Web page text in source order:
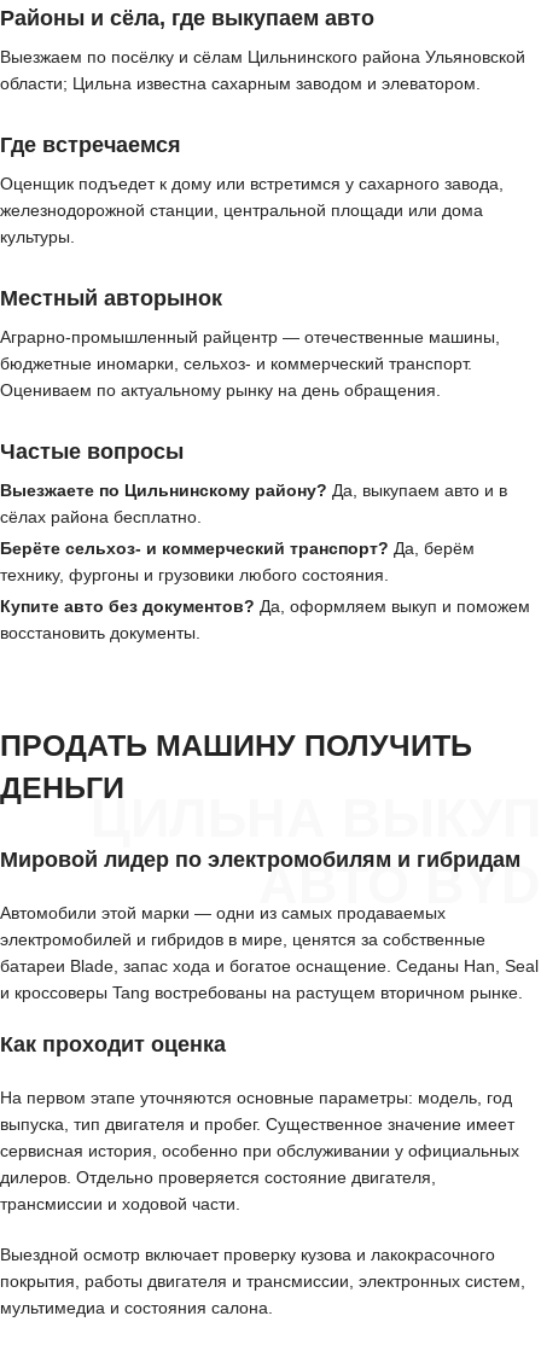
Районы и сёла, где выкупаем авто
Выезжаем по посёлку и сёлам Цильнинского района Ульяновской
области; Цильна известна сахарным заводом и элеватором.
Где встречаемся
Оценщик подъедет к дому или встретимся у сахарного завода,
железнодорожной станции, центральной площади или дома
культуры.
Местный авторынок
Аграрно-промышленный райцентр — отечественные машины,
бюджетные иномарки, сельхоз- и коммерческий транспорт.
Оцениваем по актуальному рынку на день обращения.
Частые вопросы
Выезжаете по Цильнинскому району? Да, выкупаем авто и в
сёлах района бесплатно.
Берёте сельхоз- и коммерческий транспорт? Да, берём
технику, фургоны и грузовики любого состояния.
Купите авто без документов? Да, оформляем выкуп и поможем
восстановить документы.
ЦИЛЬНА ВЫКУП
АВТО BYD
ПРОДАТЬ МАШИНУ ПОЛУЧИТЬ
ДЕНЬГИ
Мировой лидер по электромобилям и гибридам
Автомобили этой марки — одни из самых продаваемых
электромобилей и гибридов в мире, ценятся за собственные
батареи Blade, запас хода и богатое оснащение. Седаны Han, Seal
и кроссоверы Tang востребованы на растущем вторичном рынке.
Как проходит оценка
На первом этапе уточняются основные параметры: модель, год
выпуска, тип двигателя и пробег. Существенное значение имеет
сервисная история, особенно при обслуживании у официальных
дилеров. Отдельно проверяется состояние двигателя,
трансмиссии и ходовой части.
Выездной осмотр включает проверку кузова и лакокрасочного
покрытия, работы двигателя и трансмиссии, электронных систем,
мультимедиа и состояния салона.